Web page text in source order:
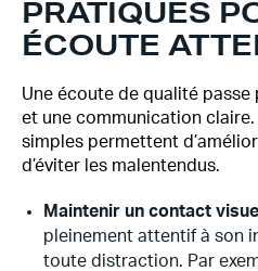
PRATIQUES
ÉCOUTE
Une écoute de qualité
et une communication claire.
simples permettent
d’éviter les malentendus.
Maintenir un contact
pleinement attentif à son
toute distraction. Par